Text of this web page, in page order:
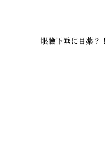
眼瞼下垂に目薬？！